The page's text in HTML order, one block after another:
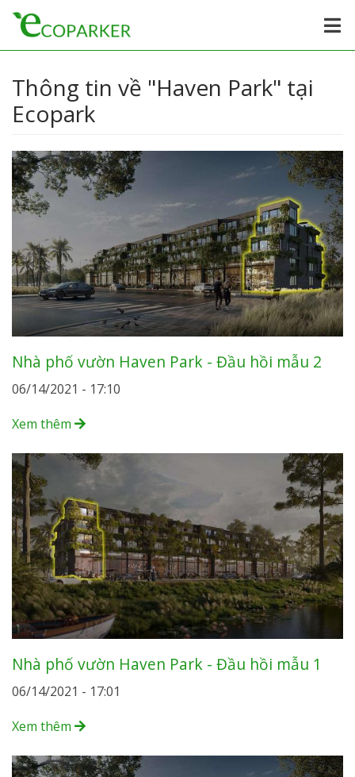
Thông tin về "Haven Park" tại
Ecopark
Nhà phố vườn Haven Park - Đầu hồi mẫu 2
06/14/2021 - 17:10
Xem thêm
Nhà phố vườn Haven Park - Đầu hồi mẫu 1
06/14/2021 - 17:01
Xem thêm